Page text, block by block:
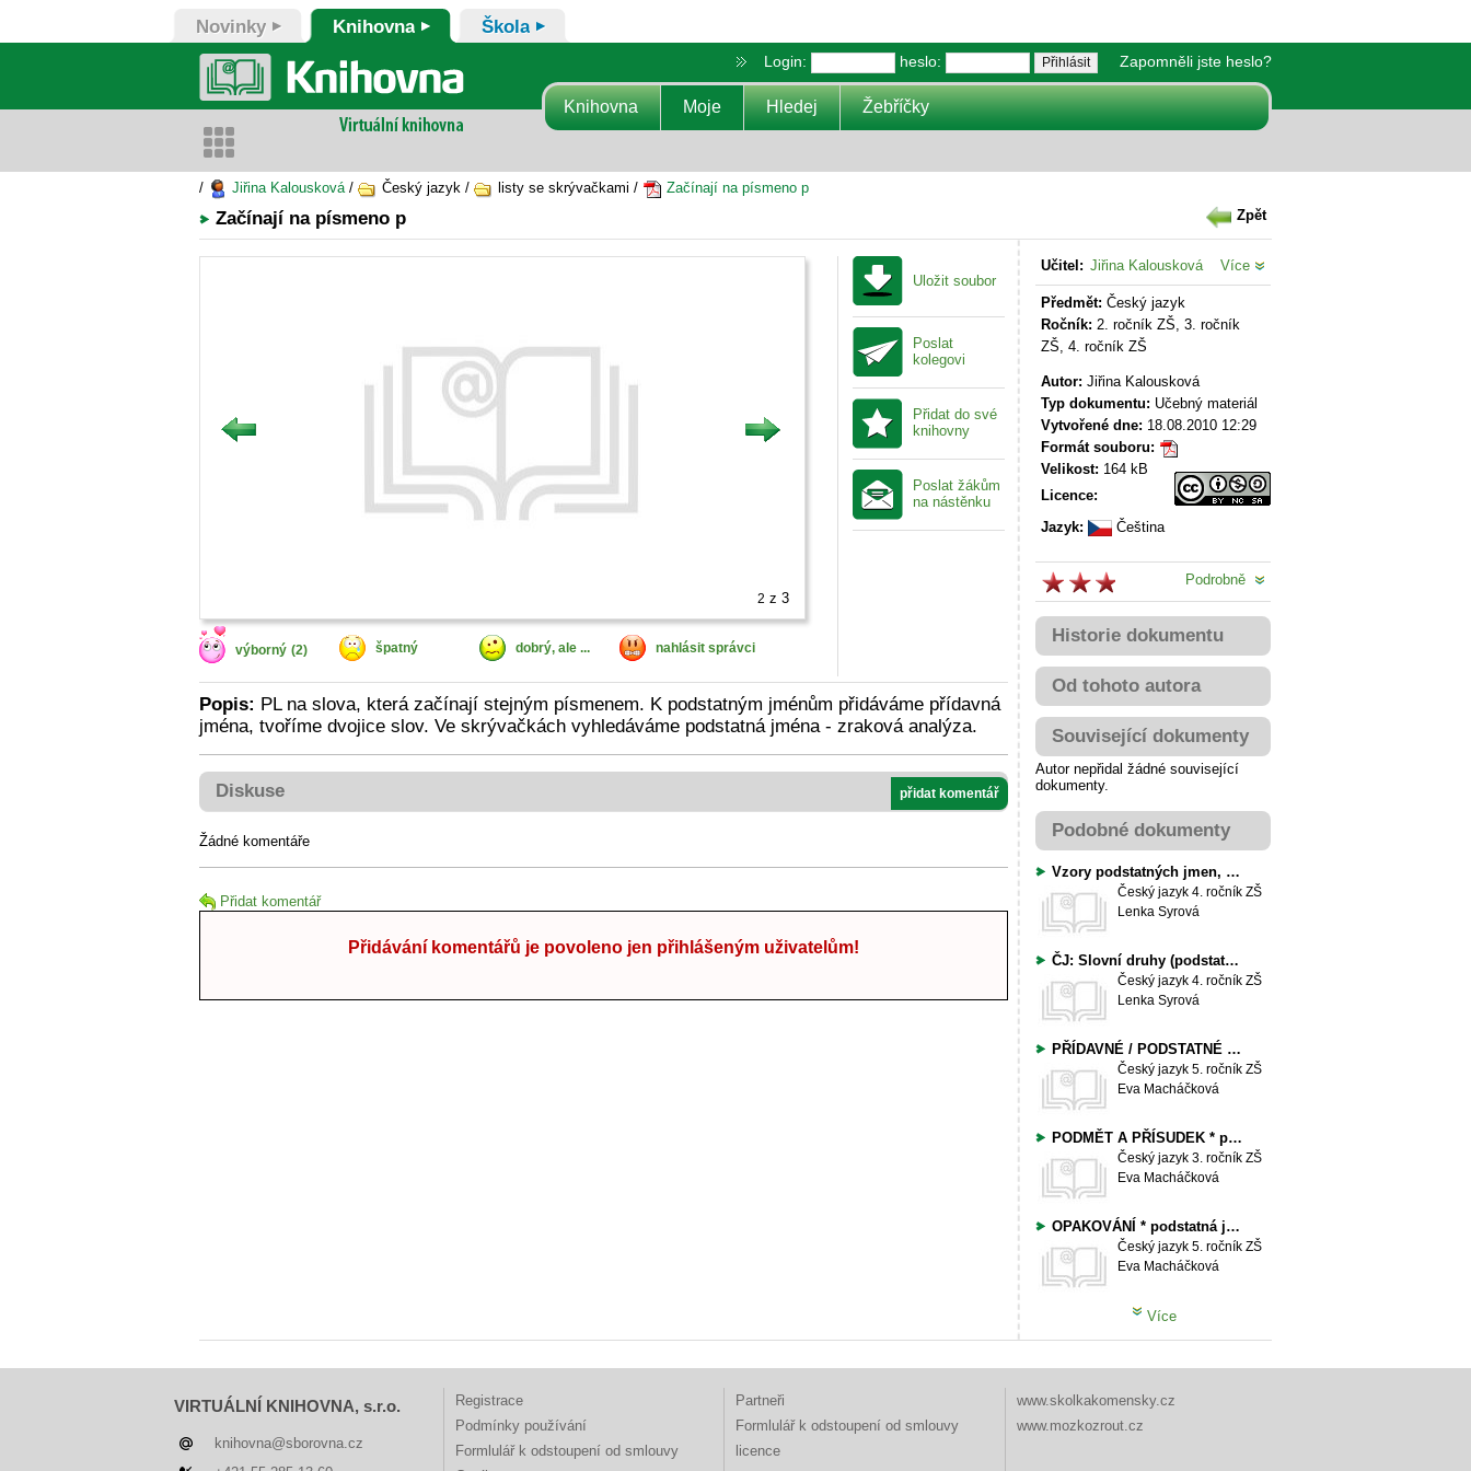
Novinky Knihovna Škola
Login: heslo: Zapomněli jste heslo?
Knihovna Moje Hledej Žebříčky
/ Jiřina Kalousková/ Český jazyk / listy se skrývačkami / Začínají na písmeno p
Začínají na písmeno p Zpět
2 z 3
výborný (2) špatný dobrý, ale ... nahlásit správci
Uložit soubor
Poslat
kolegovi
Přidat do své
knihovny
Poslat žákům
na nástěnku
Popis: PL na slova, která začínají stejným písmenem. K podstatným jménům přidáváme přídavná
jména, tvoříme dvojice slov. Ve skrývačkách vyhledáváme podstatná jména - zraková analýza.
Diskuse přidat komentář
Žádné komentáře
Přidat komentář
Přidávání komentářů je povoleno jen přihlášeným uživatelům!
Učitel: Jiřina Kalousková Více
Předmět: Český jazyk
Ročník: 2. ročník ZŠ, 3. ročník
ZŠ, 4. ročník ZŠ
Autor: Jiřina Kalousková
Typ dokumentu: Učebný materiál
Vytvořené dne: 18.08.2010 12:29
Formát souboru:
Velikost: 164 kB
Licence:
Jazyk:
Čeština
Podrobně
Historie dokumentu
Od tohoto autora
Související dokumenty
Autor nepřidal žádné související
dokumenty.
Podobné dokumenty
Vzory podstatných jmen, podstatná jména - krátký test
Český jazyk 4. ročník ZŠ
Lenka Syrová
ČJ: Slovní druhy (podstatná jména, přídavná jména a slovesa)
Český jazyk 4. ročník ZŠ
Lenka Syrová
PŘÍDAVNÉ / PODSTATNÉ JMÉNO
Český jazyk 5. ročník ZŠ
Eva Macháčková
PODMĚT A PŘÍSUDEK * podstatná a přídavná jména
Český jazyk 3. ročník ZŠ
Eva Macháčková
OPAKOVÁNÍ * podstatná jména / přídavná jména /
Český jazyk 5. ročník ZŠ
Eva Macháčková
Více
VIRTUÁLNÍ KNIHOVNA, s.r.o.
knihovna@sborovna.cz
Registrace
Podmínky používání
Formlulář k odstoupení od smlouvy
Partneři
Formlulář k odstoupení od smlouvy
licence
www.skolkakomensky.cz
www.mozkozrout.cz